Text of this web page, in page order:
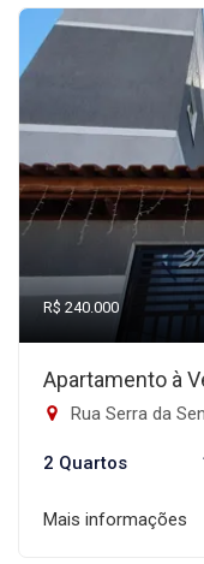
R$ 240.000
Apartamento à
Rua Serra da
2 Quartos
Mais informações